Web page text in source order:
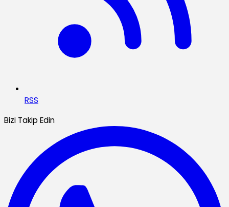
RSS
Bizi Takip Edin